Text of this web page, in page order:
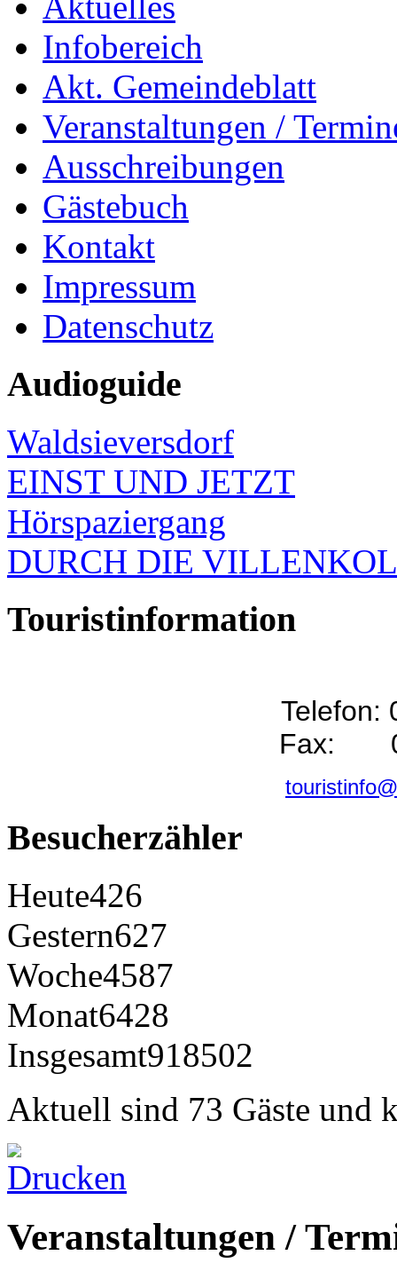
Infobereich
Akt. Gemeindeblatt
Veranstaltungen /
Ausschreibungen
Gästebuch
Kontakt
Impressum
Datenschutz
Audioguide
Waldsieversdorf
EINST UND JETZT
Hörspaziergang
DURCH DIE
Touristinformation
Telefon:
Fax:
Besucherzähler
Heute426
Gestern627
Woche4587
Monat6428
Insgesamt918502
Aktuell sind 73 Gäste und
Veranstaltungen /